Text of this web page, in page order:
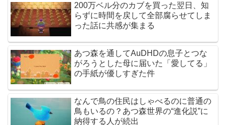
200万ベル分のカブを買った翌日、知
らずに時間を戻して全部腐らせてしま
った話に共感が集まる
あつ森を通してAuDHDの息子とつな
がろうとした母に届いた「愛してる」
の手紙が優しすぎた件
なんで鳥の住民はしゃべるのに普通の
鳥もいるの？あつ森世界の“進化説”に
納得する人が続出